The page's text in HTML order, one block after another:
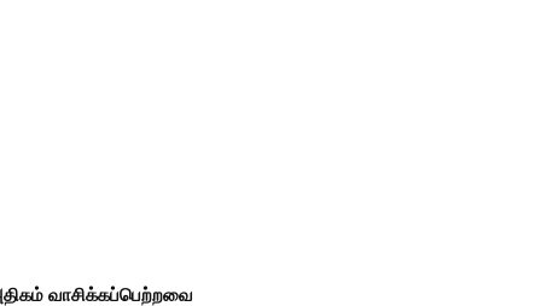
வாசிக்கப்பெற்றவை